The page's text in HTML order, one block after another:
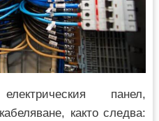
панел,
както следва: